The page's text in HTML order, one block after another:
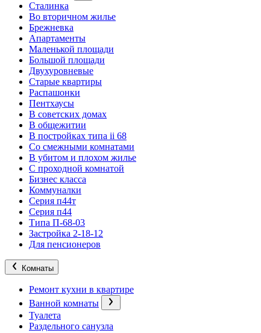
Сталинка
Во вторичном жилье
Брежневка
Апартаменты
Маленькой площади
Большой площади
Двухуровневые
Старые квартиры
Распашонки
Пентхаусы
В советских домах
В общежитии
В постройках типа ii 68
Со смежными комнатами
В убитом и плохом жилье
С проходной комнатой
Бизнес класса
Коммуналки
Серия п44т
Серия п44
Типа П-68-03
Застройка 2-18-12
Для пенсионеров
Комнаты
Ремонт кухни в квартире
Ванной комнаты
Туалета
Раздельного санузла